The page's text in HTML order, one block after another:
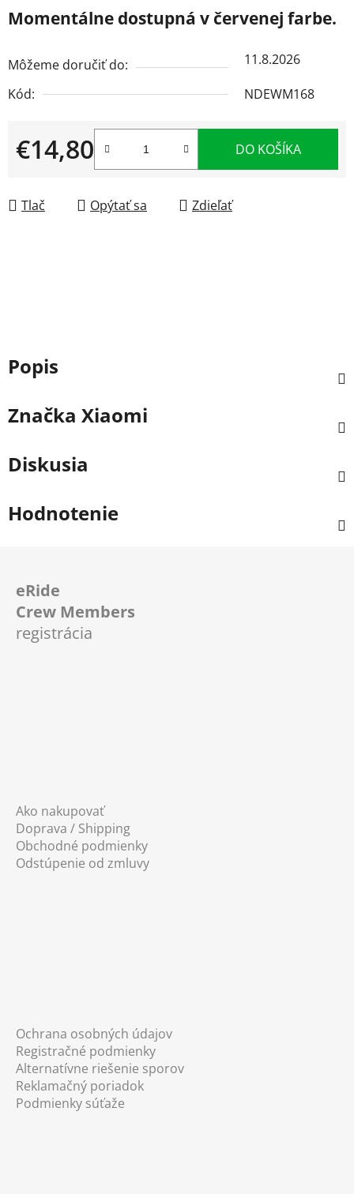
Momentálne dostupná v červenej farbe.
Môžeme doručiť do:
11.8.2026
Kód:
NDEWM168
€14,80
Jednotková cena:
DO KOŠÍKA
Tlač Opýtať sa Zdieľať
Popis
Značka Xiaomi
Diskusia
Hodnotenie
eRide
Crew Members
registrácia
Ako nakupovať
Doprava / Shipping
Obchodné podmienky
Odstúpenie od zmluvy
Ochrana osobných údajov
Registračné podmienky
Alternatívne riešenie sporov
Reklamačný poriadok
Podmienky súťaže